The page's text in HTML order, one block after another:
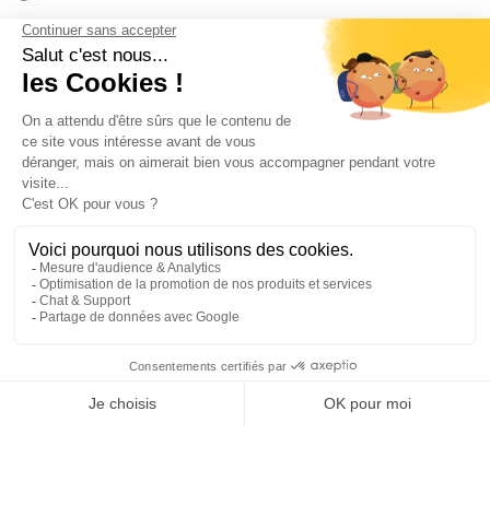
EMAIL
VALIDER
NOS BIJOUX